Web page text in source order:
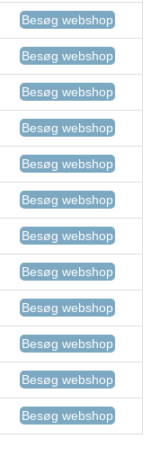
Besøg webshop
Besøg webshop
Besøg webshop
Besøg webshop
Besøg webshop
Besøg webshop
Besøg webshop
Besøg webshop
Besøg webshop
Besøg webshop
Besøg webshop
Besøg webshop